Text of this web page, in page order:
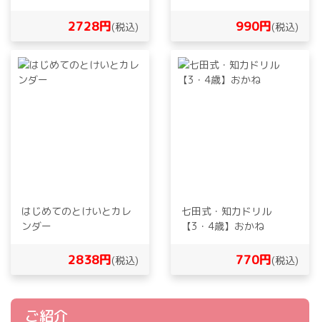
2728円(税込) 990円(税込)
はじめてのとけいとカレ
ンダー
2838円(税込)
七田式・知力ドリル
【3・4歳】おかね
770円(税込)
ご紹介